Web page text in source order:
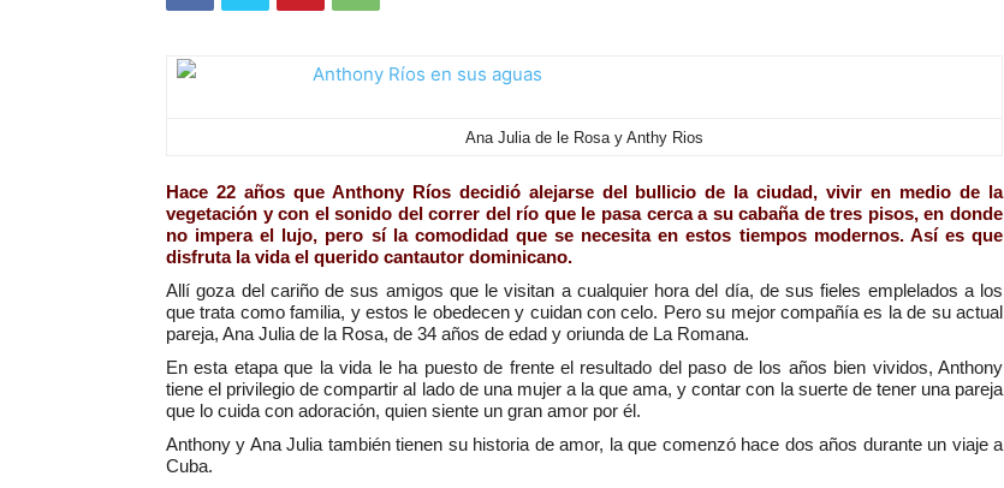
Ana Julia de le Rosa y Anthy Rios
Hace 22 años que Anthony Ríos decidió alejarse del bullicio de la ciudad, vivir en medio de la
vegetación y con el sonido del correr del río que le pasa cerca a su cabaña de tres pisos, en donde
no impera el lujo, pero sí la comodidad que se necesita en estos tiempos modernos. Así es que
disfruta la vida el querido cantautor dominicano.
Allí goza del cariño de sus amigos que le visitan a cualquier hora del día, de sus fieles emplelados a los
que trata como familia, y estos le obedecen y cuidan con celo. Pero su mejor compañía es la de su actual
pareja, Ana Julia de la Rosa, de 34 años de edad y oriunda de La Romana.
En esta etapa que la vida le ha puesto de frente el resultado del paso de los años bien vividos, Anthony
tiene el privilegio de compartir al lado de una mujer a la que ama, y contar con la suerte de tener una pareja
que lo cuida con adoración, quien siente un gran amor por él.
Anthony y Ana Julia también tienen su historia de amor, la que comenzó hace dos años durante un viaje a
Cuba.